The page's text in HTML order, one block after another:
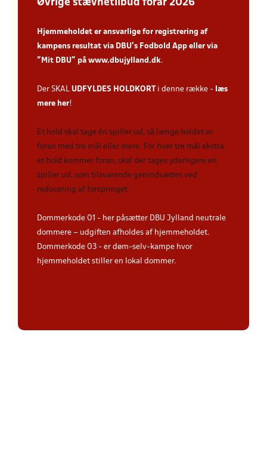
Øvrige stævnetilbud forår 2026
Hjemmeholdet er ansvarlige for registrering af
kampens resultat via DBU’s Fodbold App eller via
”Mit DBU” på www.dbujylland.dk.
Der SKAL UDFYLDES HOLDKORTi denne række - læs
mere her!
Et hold skal tage én spiller ud, så længe holdet er
foran med tre mål eller mere. For hver tre mål ekstra
et hold kommer foran, skal der tages yderligere en
spiller ud, som tilsvarende genindsættes ved
reducering af forspringet.
Dommerkode 01 - her påsætter DBU Jylland neutrale
dommere – udgiften afholdes af hjemmeholdet.
Dommerkode 03 - er døm-selv-kampe hvor
hjemmeholdet stiller en lokal dommer.